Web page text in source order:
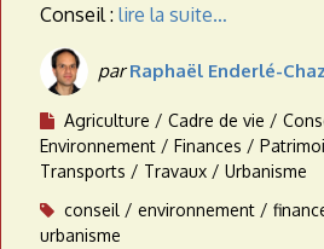
Conseil : lire la suite…
parRaphaël Enderlé-
Agriculture Cadre de vie
Environnement
Finances
Transports
Travaux
Urbanisme
conseil
environnement
urbanisme